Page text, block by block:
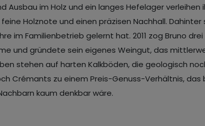
Ausbau im Holz und ein langes Hefelager
Holznote und einen präzisen Nachhall.
im Familienbetrieb gelernt hat. 2011 zog Bruno
und gründete sein eigenes Weingut, das
stehen auf harten Kalkböden, die geologisch
Crémants zu einem Preis-Genuss-Verhältnis, das
kaum denkbar wäre.